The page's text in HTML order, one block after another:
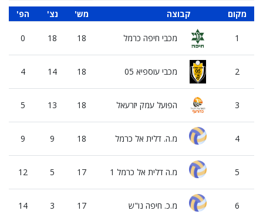
'הפ 'נצ 'מש קבוצה מקום
0 18 18 מכבי חיפה כרמל 1
4 14 18 מכבי עוספיא 05 2
5 13 18 הפועל עמק יזרעאל 3
9 9 18 מ.ה. דלית אל כרמל 4
12 5 17 מ.ה דלית אל כרמל 1 5
14 3 17 מ.כ. חיפה נו"ש 6